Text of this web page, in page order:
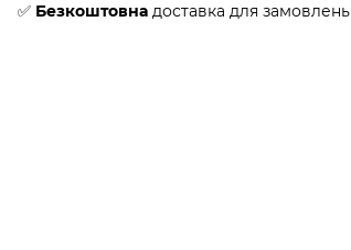
✅ Безкоштовна доставка для замовлень